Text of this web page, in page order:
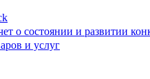
о состоянии и развитии
и услуг